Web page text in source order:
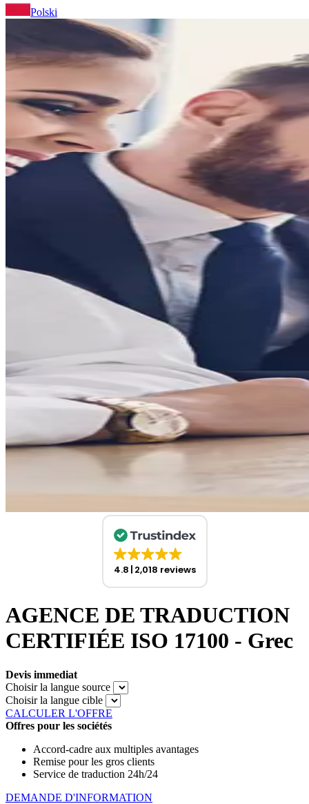
Polski
4.8 2,018 reviews
AGENCE DE TRADUCTION
CERTIFIÉE ISO 17100 - Grec
Devis immediat
Choisir la langue source
Choisir la langue cible
CALCULER L'OFFRE
Offres pour les sociétés
Accord-cadre aux multiples avantages
Remise pour les gros clients
Service de traduction 24h/24
DEMANDE D'INFORMATION